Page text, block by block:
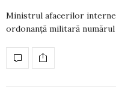
Ministrul afacerilor interne,
ordonanță militară